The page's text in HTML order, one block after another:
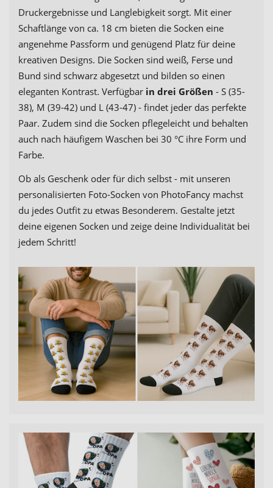
Druckergebnisse und Langlebigkeit sorgt. Mit einer
Schaftlänge von ca. 18 cm bieten die Socken eine
angenehme Passform und genügend Platz für deine
kreativen Designs. Die Socken sind weiß, Ferse und
Bund sind schwarz abgesetzt und bilden so einen
eleganten Kontrast. Verfügbar in drei Größen - S (35-
38), M (39-42) und L (43-47) - findet jeder das perfekte
Paar. Zudem sind die Socken pflegeleicht und behalten
auch nach häufigem Waschen bei 30 °C ihre Form und
Farbe.
Ob als Geschenk oder für dich selbst - mit unseren
personalisierten Foto-Socken von PhotoFancy machst
du jedes Outfit zu etwas Besonderem. Gestalte jetzt
deine eigenen Socken und zeige deine Individualität bei
jedem Schritt!